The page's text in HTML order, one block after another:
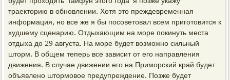
траекторию в обновлении. Хотя это преждевременная
информация, но все же я бы посоветовал всем приготовится к
худшему сценарию. Отдыхающим на море покинуть места
отдыха до 29 августа. На море будет возможно сильный
шторм. В общем теперь все зависит от его направления
движения. В случае движении его на Приморский край будет
объявлено штормовое предупреждение. Позже будет